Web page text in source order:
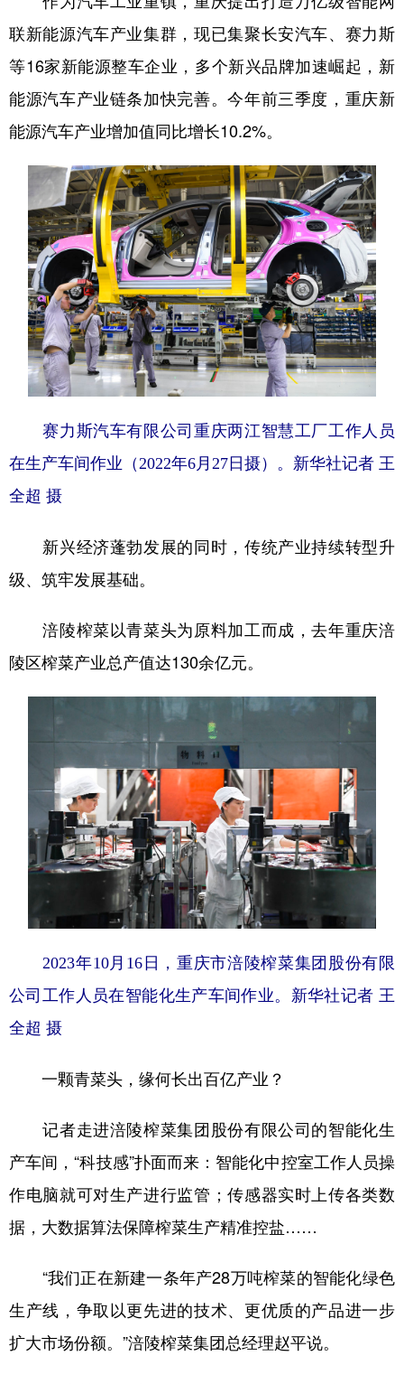
联新能源汽车产业集群，现已集聚长安汽车、赛力斯
等16家新能源整车企业，多个新兴品牌加速崛起，新
能源汽车产业链条加快完善。今年前三季度，重庆新
能源汽车产业增加值同比增长10.2%。
赛力斯汽车有限公司重庆两江智慧工厂工作人员
在生产车间作业（2022年6月27日摄）。 新华社记者 王
全超 摄
新兴经济蓬勃发展的同时，传统产业持续转型升
级、筑牢发展基础。
涪陵榨菜以青菜头为原料加工而成，去年重庆涪
陵区榨菜产业总产值达130余亿元。
2023年10月16日，重庆市涪陵榨菜集团股份有限
公司工作人员在智能化生产车间作业。 新华社记者 王
全超 摄
一颗青菜头，缘何长出百亿产业？
记者走进涪陵榨菜集团股份有限公司的智能化生
产车间，“科技感”扑面而来：智能化中控室工作人员操
作电脑就可对生产进行监管；传感器实时上传各类数
据，大数据算法保障榨菜生产精准控盐……
“我们正在新建一条年产28万吨榨菜的智能化绿色
生产线，争取以更先进的技术、更优质的产品进一步
扩大市场份额。”涪陵榨菜集团总经理赵平说。